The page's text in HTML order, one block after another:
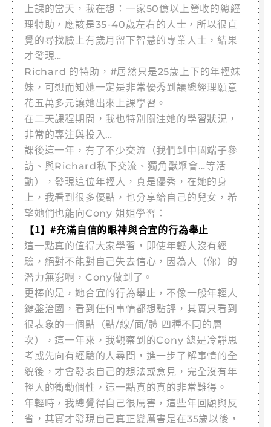
上課的當天，我在想：一家50億以上營收的總經
理特助，應該是35-40歲左右的人士，所以很直
覺的尋找臉上有歲月留下智慧的專業人士，結果
才發現…
Richard 的特助，#居然只是25歲上下的年輕妹
妹，可想而知她一定是非常優秀到讓總經理願意
花五萬多元讓她出來上課學習。
在二天課程期間，我也特別關注她的學習狀況，
非常的專注與投入…
課後這一年，有了不少交流（我們到中國端子參
訪、與Richard私下交流、獨角獸聚會…等活
動），發現這位年輕人，真是優秀，在她的身
上，我看到很多優點，也分享給自己的兒女，希
望她們也能向Cony 姐姐學習：
【1】#充滿自信的眼神與合宜的行為舉止
這一點真的值得大家學習，即使年輕人沒有經
驗，絕對不能對自己失去信心，因為人（你）的
潛力無窮啊，Cony做到了。
更棒的是，她合宜的行為舉止，不像一般年輕人
鍵盤治國，看到任何事情都想點評，其實只看到
很表象的一個點（點/線/面/體 四種不同的層
次），這一年來，我觀察到的Cony 總是冷靜思
考或先向有經驗的人尋問，進一步了解事情的全
貌後，才會發表自己的想法或意見，完全沒有年
輕人的衝動個性，這一點真的真的非常難得。
年輕時，我總覺得自己很厲害，這些年回顧與反
省，其實才發現自己真正變厲害是在35歲以後，